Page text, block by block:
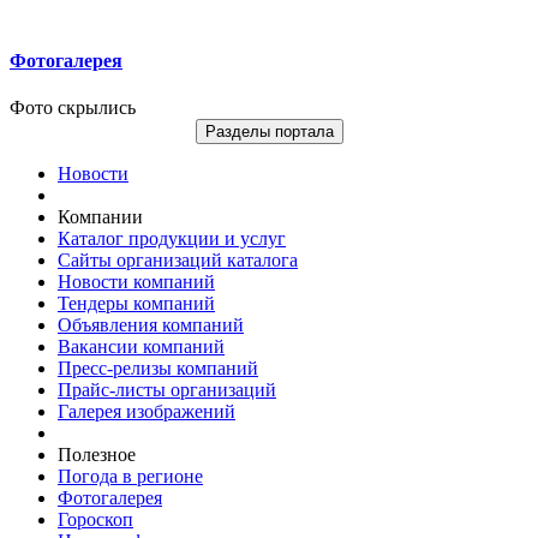
Фотогалерея
Фото скрылись
Разделы портала
Новости
Компании
Каталог продукции и услуг
Сайты организаций каталога
Новости компаний
Тендеры компаний
Объявления компаний
Вакансии компаний
Пресс-релизы компаний
Прайс-листы организаций
Галерея изображений
Полезное
Погода в регионе
Фотогалерея
Гороскоп